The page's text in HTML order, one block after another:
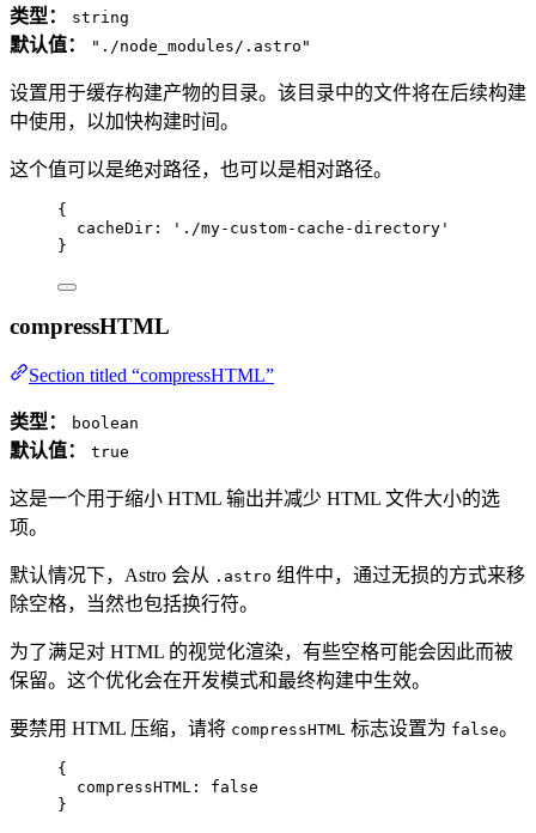
类型： string
默认值： "./node_modules/.astro"
设置用于缓存构建产物的目录。该目录中的文件将在后续构建
中使用，以加快构建时间。
这个值可以是绝对路径，也可以是相对路径。
{
cacheDir:
' ./my-custom-cache-directory '
}
compressHTML
Section titled “compressHTML”
类型： boolean
默认值： true
这是一个用于缩小 HTML 输出并减少 HTML 文件大小的选
项。
默认情况下，Astro 会从 .astro 组件中，通过无损的方式来移
除空格，当然也包括换行符。
为了满足对 HTML 的视觉化渲染，有些空格可能会因此而被
保留。这个优化会在开发模式和最终构建中生效。
要禁用 HTML 压缩，请将 compressHTML 标志设置为 false。
{
compressHTML: false
}